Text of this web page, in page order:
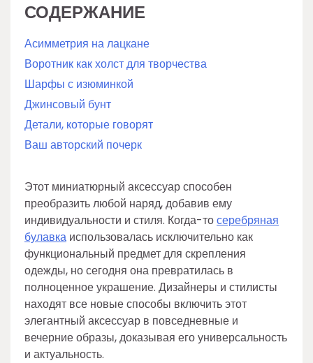
СОДЕРЖАНИЕ
Асимметрия на лацкане
Воротник как холст для творчества
Шарфы с изюминкой
Джинсовый бунт
Детали, которые говорят
Ваш авторский почерк
Этот миниатюрный аксессуар способен
преобразить любой наряд, добавив ему
индивидуальности и стиля. Когда-тосеребряная
булавка использовалась исключительно как
функциональный предмет для скрепления
одежды, но сегодня она превратилась в
полноценное украшение. Дизайнеры и стилисты
находят все новые способы включить этот
элегантный аксессуар в повседневные и
вечерние образы, доказывая его универсальность
и актуальность.